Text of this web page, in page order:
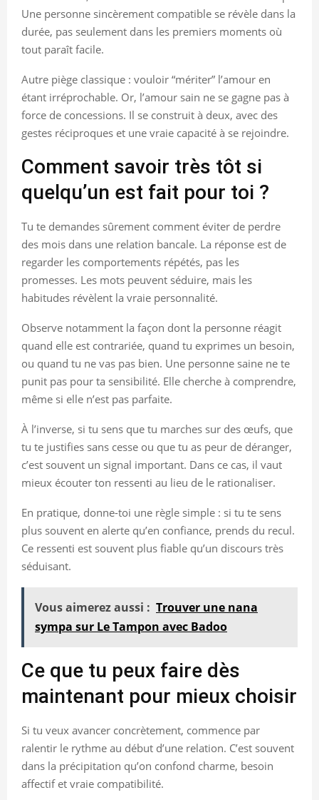
Une personne sincèrement compatible se révèle dans la
durée, pas seulement dans les premiers moments où
tout paraît facile.
Autre piège classique : vouloir “mériter” l’amour en
étant irréprochable. Or, l’amour sain ne se gagne pas à
force de concessions. Il se construit à deux, avec des
gestes réciproques et une vraie capacité à se rejoindre.
Comment savoir très tôt si
quelqu’un est fait pour toi ?
Tu te demandes sûrement comment éviter de perdre
des mois dans une relation bancale. La réponse est de
regarder les comportements répétés, pas les
promesses. Les mots peuvent séduire, mais les
habitudes révèlent la vraie personnalité.
Observe notamment la façon dont la personne réagit
quand elle est contrariée, quand tu exprimes un besoin,
ou quand tu ne vas pas bien. Une personne saine ne te
punit pas pour ta sensibilité. Elle cherche à comprendre,
même si elle n’est pas parfaite.
À l’inverse, si tu sens que tu marches sur des œufs, que
tu te justifies sans cesse ou que tu as peur de déranger,
c’est souvent un signal important. Dans ce cas, il vaut
mieux écouter ton ressenti au lieu de le rationaliser.
En pratique, donne-toi une règle simple : si tu te sens
plus souvent en alerte qu’en confiance, prends du recul.
Ce ressenti est souvent plus fiable qu’un discours très
séduisant.
Vous aimerez aussi : Trouver une nana
sympa sur Le Tampon avec Badoo
Ce que tu peux faire dès
maintenant pour mieux choisir
Si tu veux avancer concrètement, commence par
ralentir le rythme au début d’une relation. C’est souvent
dans la précipitation qu’on confond charme, besoin
affectif et vraie compatibilité.